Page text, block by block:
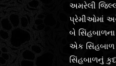
અમરેલી
પ્રેમીઓમાં
બે સિંહબાળના
એક સિંહબાળ
સિંહબાળનું